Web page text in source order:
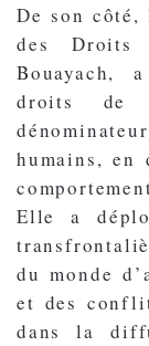
De son
des Droits
Bouayach,
droits de
humains, en
Elle a
du monde
et des
dans la